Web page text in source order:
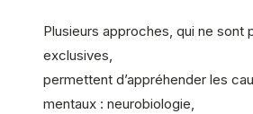
Plusieurs approches, qui ne sont
exclusives,
permettent d’appréhender les
mentaux : neurobiologie,